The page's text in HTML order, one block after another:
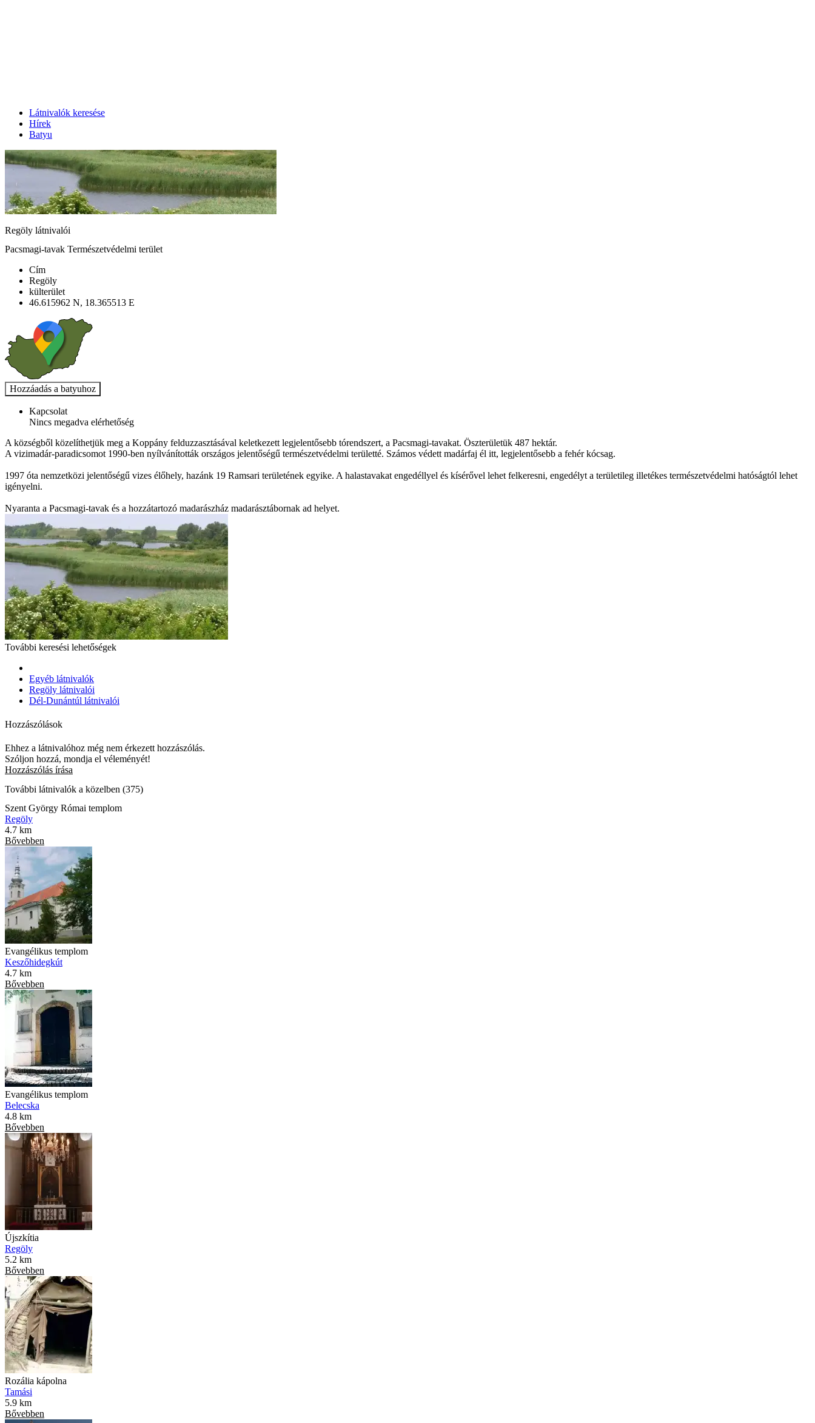
Látnivalók keresése
Hírek
Batyu
Regöly látnivalói
Pacsmagi-tavak Természetvédelmi terület
Cím
Regöly
külterület
46.615962 N, 18.365513 E
Kapcsolat
Nincs megadva elérhetőség
A községből közelíthetjük meg a Koppány felduzzasztásával keletkezett legjelentősebb tórendszert, a Pacsmagi-tavakat. Öszterületük 487 hektár.
A vizimadár-paradicsomot 1990-ben nyílvánították országos jelentőségű természetvédelmi területté. Számos védett madárfaj él itt, legjelentősebb a fehér kócsag.
1997 óta nemzetközi jelentőségű vizes élőhely, hazánk 19 Ramsari területének egyike. A halastavakat engedéllyel és kísérővel lehet felkeresni, engedélyt a területileg illetékes természetvédelmi hatóságtól lehet
igényelni.
Nyaranta a Pacsmagi-tavak és a hozzátartozó madarászház madarásztábornak ad helyet.
További keresési lehetőségek
Egyéb látnivalók
Regöly látnivalói
Dél-Dunántúl látnivalói
Hozzászólások
Ehhez a látnivalóhoz még nem érkezett hozzászólás.
Szóljon hozzá, mondja el véleményét!
Hozzászólás írása
További látnivalók a közelben (375)
Szent György Római templom
Regöly
4.7 km
Bővebben
Evangélikus templom
Keszőhidegkút
4.7 km
Bővebben
Evangélikus templom
Belecska
4.8 km
Bővebben
Újszkítia
Regöly
5.2 km
Bővebben
Rozália kápolna
Tamási
5.9 km
Bővebben